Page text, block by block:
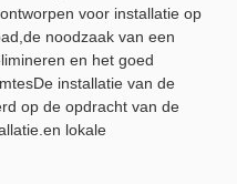
voor installatie op
noodzaak van een
en het goed
installatie van de
op de opdracht van de
lokale